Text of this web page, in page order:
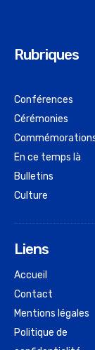
Rubriques
Conférences
Cérémonies
En ce temps là
Bulletins
Culture
Liens
Accueil
Contact
Mentions légales
Politique de